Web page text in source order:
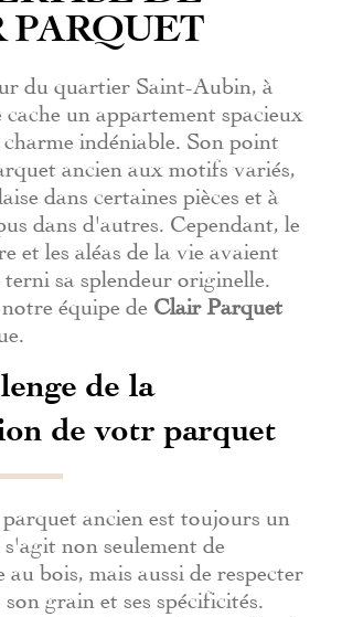
PARQUET
du quartier Saint-Aubin, à
cache un appartement spacieux
charme indéniable. Son point
ancien aux motifs variés,
dans certaines pièces et à
dans d'autres. Cependant, le
et les aléas de la vie avaient
terni sa splendeur originelle.
notre équipe de Clair Parquet
de la
de votr parquet
ancien est toujours un
s'agit non seulement de
au bois, mais aussi de respecter
son grain et ses spécificités.